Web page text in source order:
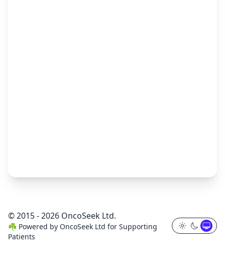
© 2015 - 2026 OncoSeek Ltd.
☘️ Powered by OncoSeek Ltd for Supporting
Patients